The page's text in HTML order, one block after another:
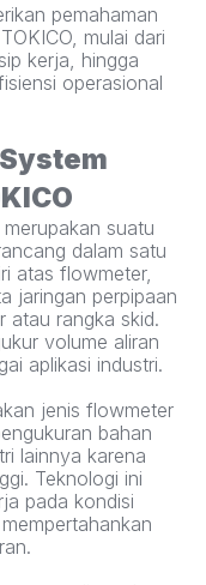
pemahaman
mulai dari
kerja, hingga
operasional
suatu
dalam satu
atas flowmeter,
jaringan perpipaan
atau rangka skid.
volume aliran
aplikasi industri.
jenis flowmeter
bahan
lainnya karena
Teknologi ini
pada kondisi